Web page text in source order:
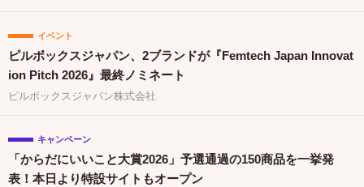
イベント
ピルボックスジャパン、2ブランドが『Femtech Japan Innovat
ion Pitch 2026』最終ノミネート
ピルボックスジャパン株式会社
キャンペーン
「からだにいいこと大賞2026」予選通過の150商品を一挙発
表！本日より特設サイトもオープン